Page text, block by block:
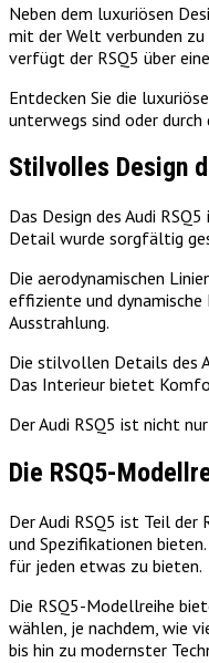
Neben dem luxuriösen
mit der Welt verbunden
verfügt der RSQ5 über
Entdecken Sie die
unterwegs sind oder
Stilvolles Design
Das Design des Audi
Detail wurde sorgfältig
Die aerodynamischen
effiziente und dynamische
Ausstrahlung.
Die stilvollen Details des
Das Interieur bietet
Der Audi RSQ5 ist nicht
Die RSQ5-
Der Audi RSQ5 ist Teil
und Spezifikationen
für jeden etwas zu bieten.
Die RSQ5-Modellreihe
wählen, je nachdem, wie
bis hin zu modernster